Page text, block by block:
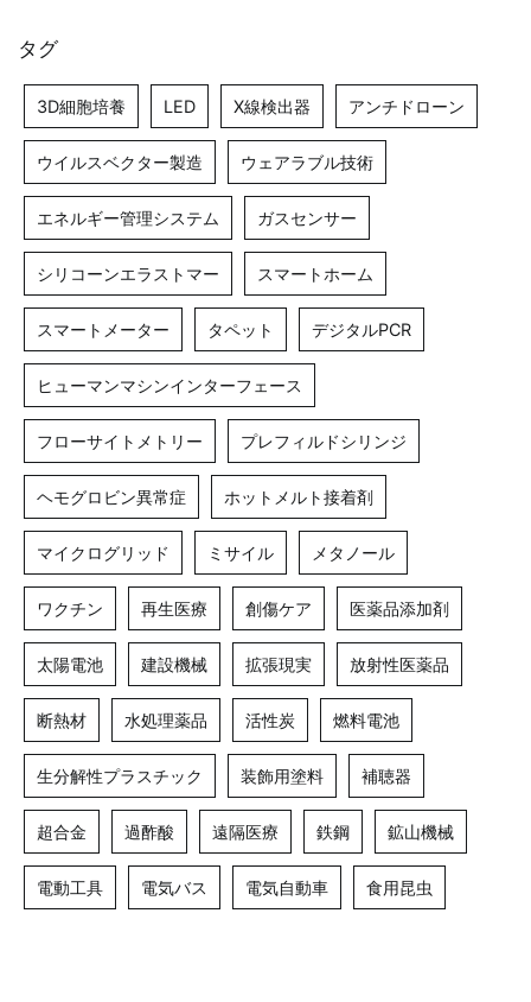
タグ
3D細胞培養 LED X線検出器 アンチドローン
ウイルスベクター製造 ウェアラブル技術
エネルギー管理システム ガスセンサー
シリコーンエラストマー スマートホーム
スマートメーター タペット デジタルPCR
ヒューマンマシンインターフェース
フローサイトメトリー プレフィルドシリンジ
ヘモグロビン異常症 ホットメルト接着剤
マイクログリッド ミサイル メタノール
ワクチン 再生医療 創傷ケア 医薬品添加剤
太陽電池 建設機械 拡張現実 放射性医薬品
断熱材 水処理薬品 活性炭 燃料電池
生分解性プラスチック 装飾用塗料 補聴器
超合金 過酢酸 遠隔医療 鉄鋼 鉱山機械
電動工具 電気バス 電気自動車 食用昆虫